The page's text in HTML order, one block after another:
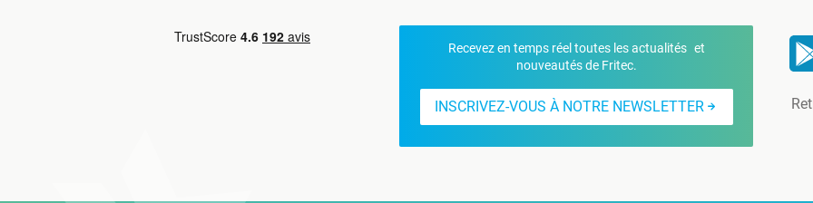
Recevez en temps réel toutes les actualités et
nouveautés de Fritec.
INSCRIVEZ-VOUS À NOTRE NEWSLETTER